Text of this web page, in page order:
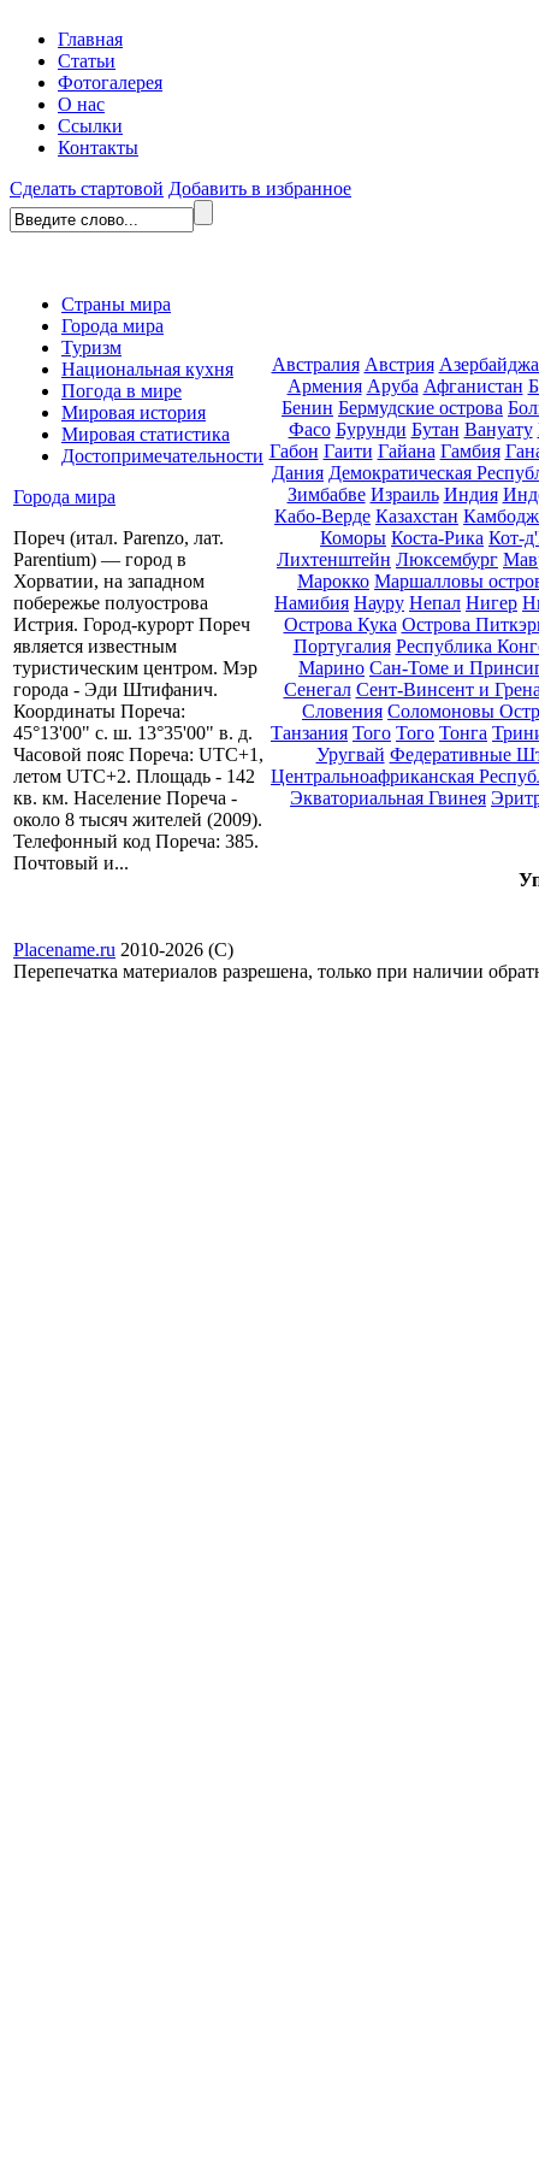
Главная
Статьи
Фотогалерея
О нас
Ссылки
Контакты
Сделать стартовой Добавить в избранное
Страны мира
Города мира
Туризм
Национальная кухня
Погода в мире
Мировая история
Мировая статистика
Достопримечательности
Города мира
Пореч (итал. Parenzo, лат.
Parentium) — город в
Хорватии, на западном
побережье полуострова
Истрия. Город-курорт Пореч
является известным
туристическим центром. Мэр
города - Эди Штифанич.
Координаты Пореча:
45°13'00" с. ш. 13°35'00" в. д.
Часовой пояс Пореча: UTC+1,
летом UTC+2. Площадь - 142
кв. км. Население Пореча -
около 8 тысяч жителей (2009).
Телефонный код Пореча: 385.
Почтовый и...
Австралия Австрия
Армения Аруба Афганистан
Бенин Бермудские острова
Фасо Бурунди Бутан Вануату
Габон Гаити Гайана Гамбия
Дания Демократическая
Зимбабве Израиль Индия
Кабо-Верде Казахстан
Коморы Коста-Рика Кот-
Лихтенштейн Люксембург
Марокко Маршалловы
Намибия Науру Непал Нигер
Острова Кука Острова
Португалия Республика
Марино Сан-Томе и
Сенегал Сент-Винсент и
Словения Соломоновы
Танзания Того Того Тонга
Уругвай Федеративные
Центральноафриканская
Экваториальная Гвинея
Placename.ru 2010-2026 (С)
Перепечатка материалов разрешена, только при наличии